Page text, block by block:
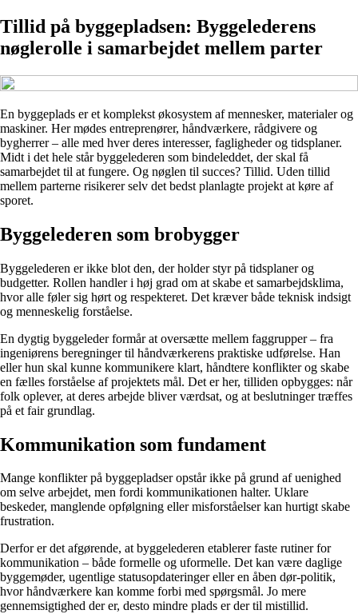
Tillid på byggepladsen: Byggelederens
nøglerolle i samarbejdet mellem parter
En byggeplads er et komplekst økosystem af mennesker, materialer og
maskiner. Her mødes entreprenører, håndværkere, rådgivere og
bygherrer – alle med hver deres interesser, fagligheder og tidsplaner.
Midt i det hele står byggelederen som bindeleddet, der skal få
samarbejdet til at fungere. Og nøglen til succes? Tillid. Uden tillid
mellem parterne risikerer selv det bedst planlagte projekt at køre af
sporet.
Byggelederen som brobygger
Byggelederen er ikke blot den, der holder styr på tidsplaner og
budgetter. Rollen handler i høj grad om at skabe et samarbejdsklima,
hvor alle føler sig hørt og respekteret. Det kræver både teknisk indsigt
og menneskelig forståelse.
En dygtig byggeleder formår at oversætte mellem faggrupper – fra
ingeniørens beregninger til håndværkerens praktiske udførelse. Han
eller hun skal kunne kommunikere klart, håndtere konflikter og skabe
en fælles forståelse af projektets mål. Det er her, tilliden opbygges: når
folk oplever, at deres arbejde bliver værdsat, og at beslutninger træffes
på et fair grundlag.
Kommunikation som fundament
Mange konflikter på byggepladser opstår ikke på grund af uenighed
om selve arbejdet, men fordi kommunikationen halter. Uklare
beskeder, manglende opfølgning eller misforståelser kan hurtigt skabe
frustration.
Derfor er det afgørende, at byggelederen etablerer faste rutiner for
kommunikation – både formelle og uformelle. Det kan være daglige
byggemøder, ugentlige statusopdateringer eller en åben dør-politik,
hvor håndværkere kan komme forbi med spørgsmål. Jo mere
gennemsigtighed der er, desto mindre plads er der til mistillid.